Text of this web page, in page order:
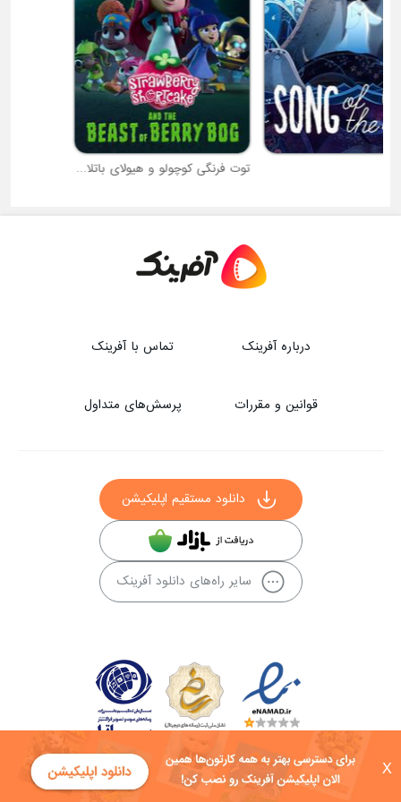
X
توت فرنگی کوچولو و هیولای باتلاق توت افسون
درباره آفرینک تماس با آفرینک
قوانین و مقررات پرسش‌های متداول
دانلود مستقیم اپلیکیشن
سایر راه‌های دانلود آفرینک
کلیه حقوق این سایت به شرکت توسعه فناوی هفت آسمان توکان تعلق دارد و